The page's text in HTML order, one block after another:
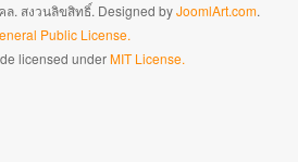
. สงวนลิขสิทธิ์. Designed byJoomlArt.com.
Public License.
licensed underMIT License.